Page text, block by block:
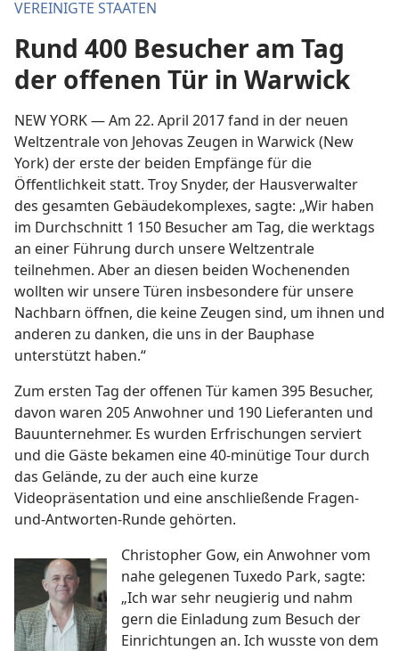
VEREINIGTE STAATEN
Rund 400 Besucher am Tag
der offenen Tür in Warwick
NEW YORK — Am 22. April 2017 fand in der neuen
Weltzentrale von Jehovas Zeugen in Warwick (New
York) der erste der beiden Empfänge für die
Öffentlichkeit statt. Troy Snyder, der Hausverwalter
des gesamten Gebäudekomplexes, sagte: „Wir haben
im Durchschnitt 1 150 Besucher am Tag, die werktags
an einer Führung durch unsere Weltzentrale
teilnehmen. Aber an diesen beiden Wochenenden
wollten wir unsere Türen insbesondere für unsere
Nachbarn öffnen, die keine Zeugen sind, um ihnen und
anderen zu danken, die uns in der Bauphase
unterstützt haben.“
Zum ersten Tag der offenen Tür kamen 395 Besucher,
davon waren 205 Anwohner und 190 Lieferanten und
Bauunternehmer. Es wurden Erfrischungen serviert
und die Gäste bekamen eine 40-minütige Tour durch
das Gelände, zu der auch eine kurze
Videopräsentation und eine anschließende Fragen-
und-Antworten-Runde gehörten.
Christopher Gow, ein Anwohner vom
nahe gelegenen Tuxedo Park, sagte:
„Ich war sehr neugierig und nahm
gern die Einladung zum Besuch der
Einrichtungen an. Ich wusste von dem